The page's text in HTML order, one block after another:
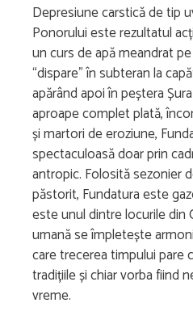
Depresiune carstică de tip
Ponorului este rezultatul
un curs de apă meandrat
“dispare” în subteran la
apărând apoi în peștera
aproape complet plată,
și martori de eroziune,
spectaculoasă doar prin
antropic. Folosită sezonier
păstorit, Fundatura este
este unul dintre locurile din
umană se împletește
care trecerea timpului pare
tradițiile și chiar vorba fiind
vreme.